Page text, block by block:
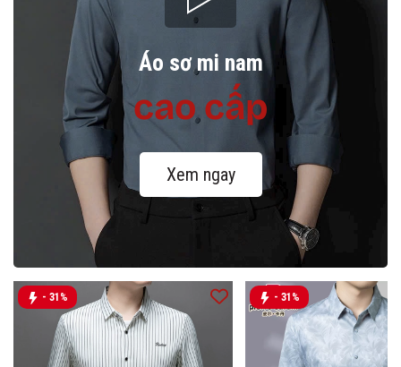
Áo sơ mi nam
cao cấp
Xem ngay
- 31% - 31%